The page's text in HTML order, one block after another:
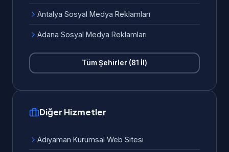
Antalya Sosyal Medya Reklamları
Adana Sosyal Medya Reklamları
Tüm Şehirler (81 İl)
Diğer Hizmetler
Adıyaman Kurumsal Web Sitesi